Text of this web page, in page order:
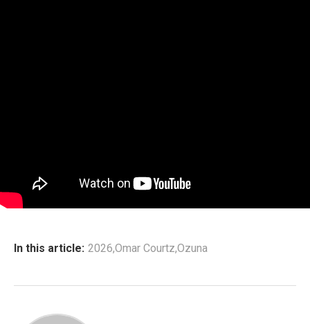
In this article: 2026,Omar Courtz,Ozuna